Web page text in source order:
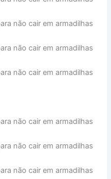
não cair em armadilhas
não cair em armadilhas
não cair em armadilhas
não cair em armadilhas
não cair em armadilhas
não cair em armadilhas